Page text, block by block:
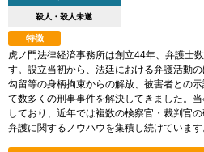
殺人・殺人未遂
特徴
虎ノ門法律経済事務所は創立44年、弁護士
す。設立当初から、法廷における弁護活動
勾留等の身柄拘束からの解放、被害者との
て数多くの刑事事件を解決してきました。
しており、近年では複数の検察官・裁判官
弁護に関するノウハウを集積し続けています